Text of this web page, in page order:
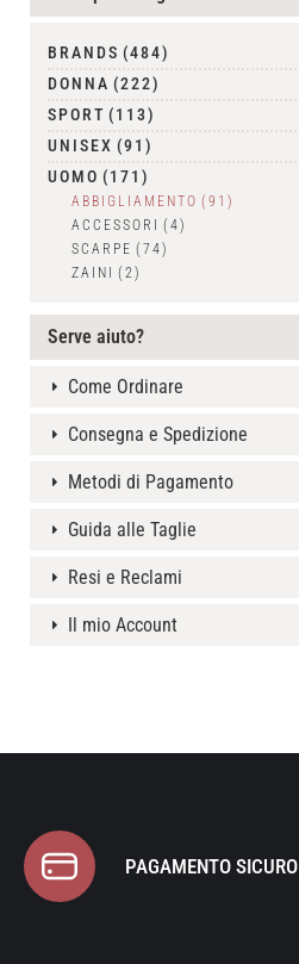
BRANDS (484)
DONNA (222)
SPORT (113)
UNISEX (91)
UOMO (171)
ABBIGLIAMENTO (91)
ACCESSORI
(4)
SCARPE (74)
ZAINI
(2)
Serve aiuto?
Come Ordinare
Consegna e Spedizione
Metodi di Pagamento
Guida alle Taglie
Resi e Reclami
Il mio Account
PAGAMENTO SICURO